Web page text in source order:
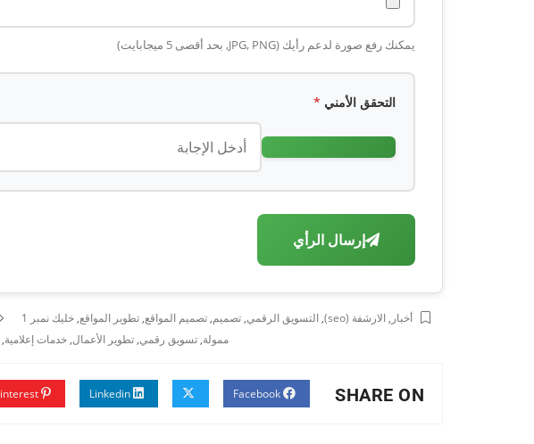
يمكنك رفع صورة لدعم رأيك (JPG, PNG, بحد أقصى 5 ميجابايت)
التحقق الأمني *
إرسال الرأي
أخبار , الارشفة (seo) , التسويق الرقمي, تصميم, تصميم المواقع, تطوير المواقع, خليك نمبر 1
ممولة, تسويق رقمي, تطوير الأعمال, خدمات إعلامية,
SHARE ON